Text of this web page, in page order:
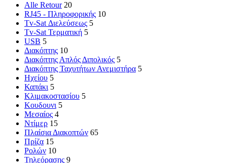
Alle Retour 20
RJ45 - Πληροφορικής 10
Tv-Sat Διελεύσεως 5
Tv-Sat Τερματική 5
USB 5
Διακόπτης 10
Διακόπτης Απλός Διπολικός 5
Διακόπτης Ταχυτήτων Ανεμιστήρα 5
Ηχείου 5
Καπάκι 5
Κλιμακοστασίου 5
Κουδουνι 5
Μεσαίος 4
Ντίμερ 15
Πλαίσια Διακοπτών 65
Πρίζα 15
Ρολών 10
Τηλεόρασης 9